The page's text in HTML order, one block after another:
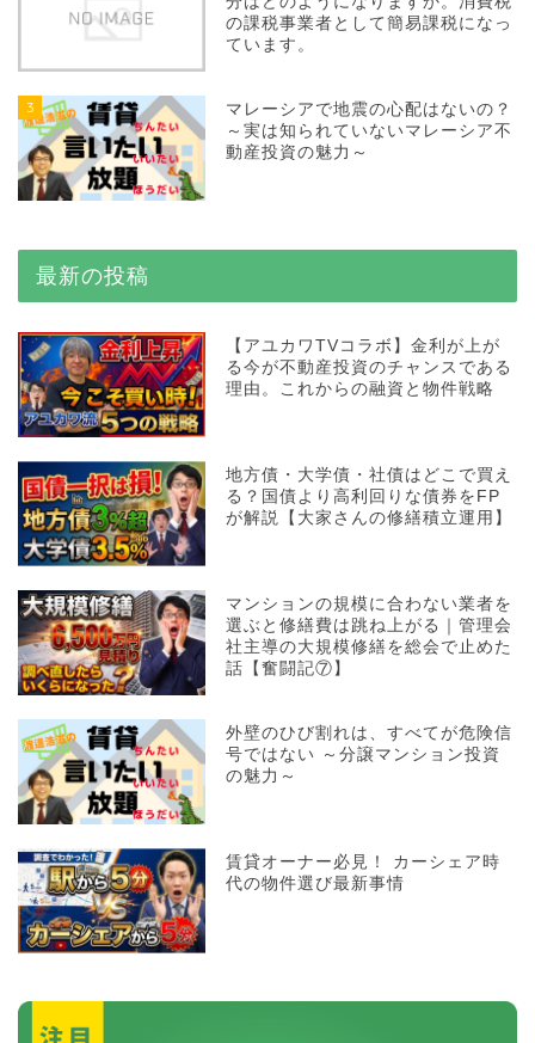
の課税事業者として簡易課税になっ
ています。
3
マレーシアで地震の心配はないの？
～実は知られていないマレーシア不
動産投資の魅力～
最新の投稿
【アユカワTVコラボ】金利が上が
る今が不動産投資のチャンスである
理由。これからの融資と物件戦略
地方債・大学債・社債はどこで買え
る？国債より高利回りな債券をFP
が解説【大家さんの修繕積立運用】
マンションの規模に合わない業者を
選ぶと修繕費は跳ね上がる｜管理会
社主導の大規模修繕を総会で止めた
話【奮闘記⑦】
外壁のひび割れは、すべてが危険信
号ではない ～分譲マンション投資
の魅力～
賃貸オーナー必見！ カーシェア時
代の物件選び最新事情